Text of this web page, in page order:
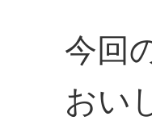
今回
おい